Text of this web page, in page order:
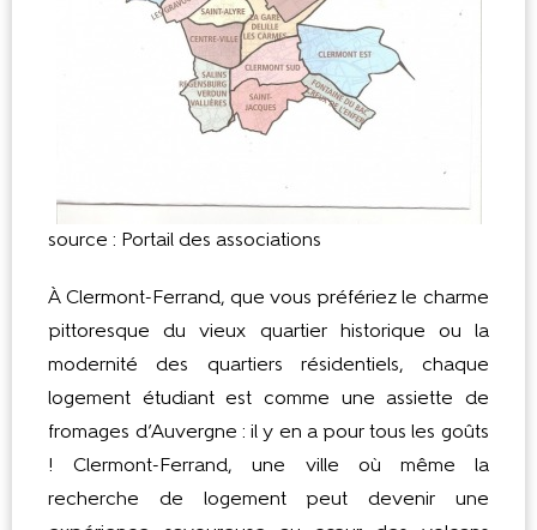
source : Portail des associations
À Clermont-Ferrand, que vous préfériez le charme
pittoresque du vieux quartier historique ou la
modernité des quartiers résidentiels, chaque
logement étudiant est comme une assiette de
fromages d’Auvergne : il y en a pour tous les goûts
! Clermont-Ferrand, une ville où même la
recherche de logement peut devenir une